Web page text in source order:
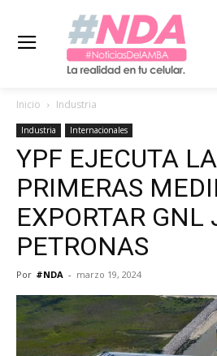
Inicio Industria
Industria Internacionales
YPF EJECUTA
PRIMERAS
EXPORTAR GNL
PETRONAS
Por #NDA - marzo 19, 2024